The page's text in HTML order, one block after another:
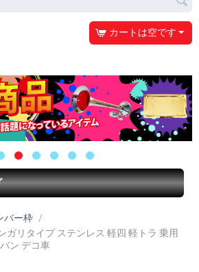
カートは空です
バー枠 /
ガリタイプ ステンレス 軽四 軽トラ 乗用
ン デコ車